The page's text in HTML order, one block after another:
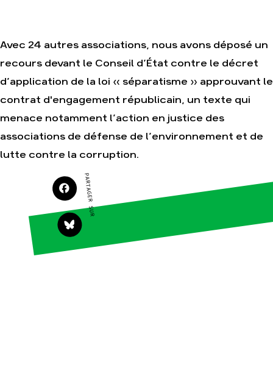
Agir
Faire un don
S'engager sur le
Agir au quotidien
campagnes
Transmettre tout ou
partie de son
Télécharger
gratuitement les
guides éco-citoyens
Nos
thématiques
Actualités
Avec 24 autres associations, nous avons déposé un
recours devant le Conseil d’État contre le décret
d’application de la loi « séparatisme » approuvant le
contrat d'engagement républicain, un texte qui
menace notamment l’action en justice des
associations de défense de l’environnement et de
lutte contre la corruption.
PARTAGER SUR